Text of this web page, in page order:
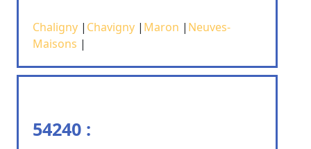
Chaligny | Chavigny | Maron | Neuves-
Maisons |
54240 :